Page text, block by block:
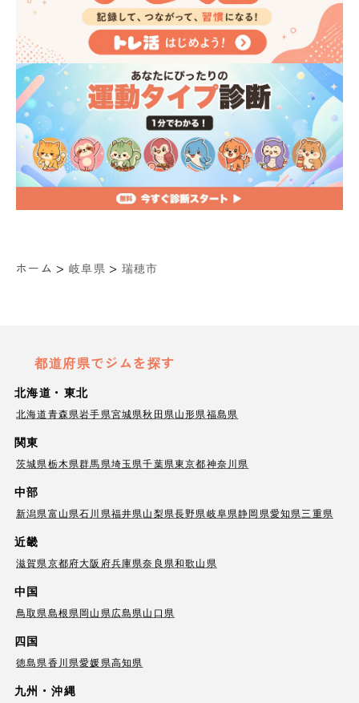
ホーム > 岐阜県 > 瑞穂市
都道府県でジムを探す
北海道・東北
北海道青森県岩手県宮城県秋田県山形県福島県
関東
茨城県栃木県群馬県埼玉県千葉県東京都神奈川県
中部
新潟県富山県石川県福井県山梨県長野県岐阜県静岡県愛知県三重県
近畿
滋賀県京都府大阪府兵庫県奈良県和歌山県
中国
鳥取県島根県岡山県広島県山口県
四国
徳島県香川県愛媛県高知県
九州・沖縄